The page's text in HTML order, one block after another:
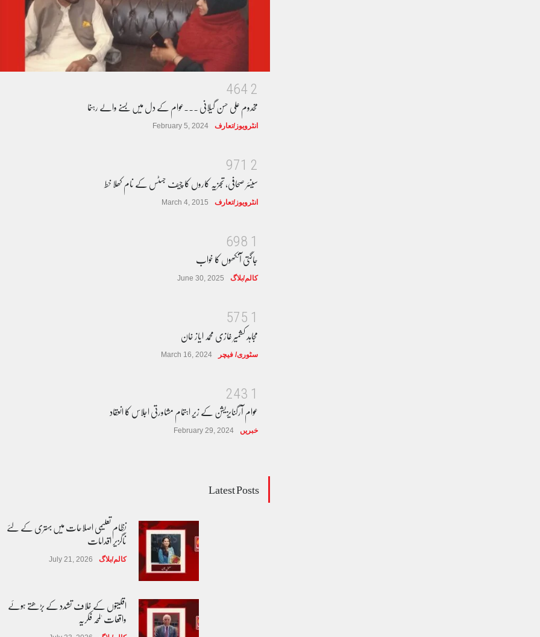
2
4
6
4
مخدوم علی حسن گیلانی ۔۔۔عوام کے دل میں بسنے والے رہنما
انٹرویوز/تعارف February 5, 2024
2
1
7
9
سینئر صحافی، تجزیہ کاروں کا چیف جسٹس کے نام کھلا خط
انٹرویوز/تعارف March 4, 2015
1
8
9
6
جاگتی آنکھوں کا خواب
کالم/بلاگ June 30, 2025
1
5
7
5
مجاہد کشمیر غازی محمد ایاز خان
سٹوری/ فیچر March 16, 2024
1
3
4
2
عوام آرگنایزیشن کے زیر اہتمام مشاورتی اجلاس کا انعقاد
خبریں February 29, 2024
Latest Posts
نظام تعلیمی اصلاحات میں بہتری کے لئے
ناگزیر اقدامات
کالم/بلاگ July 21, 2026
اقلیتوں کے خلاف تشدد کے بڑھتے ہوئے
واقعات 'لمحہ فکریہ